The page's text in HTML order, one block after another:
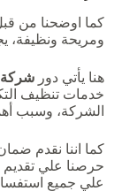
كما اوضحنا من
ومريحة ونظيفة،
هنا يأتي دور شركة
خدمات تنظيف
الشركة، وسبب
كما اننا نقدم
حرصنا علي تقديم
علي جميع